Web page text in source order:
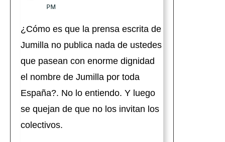
pm
¿Cómo es que la prensa escrita de
Jumilla no publica nada de ustedes
que pasean con enorme dignidad
el nombre de Jumilla por toda
España?. No lo entiendo. Y luego
se quejan de que no los invitan los
colectivos.